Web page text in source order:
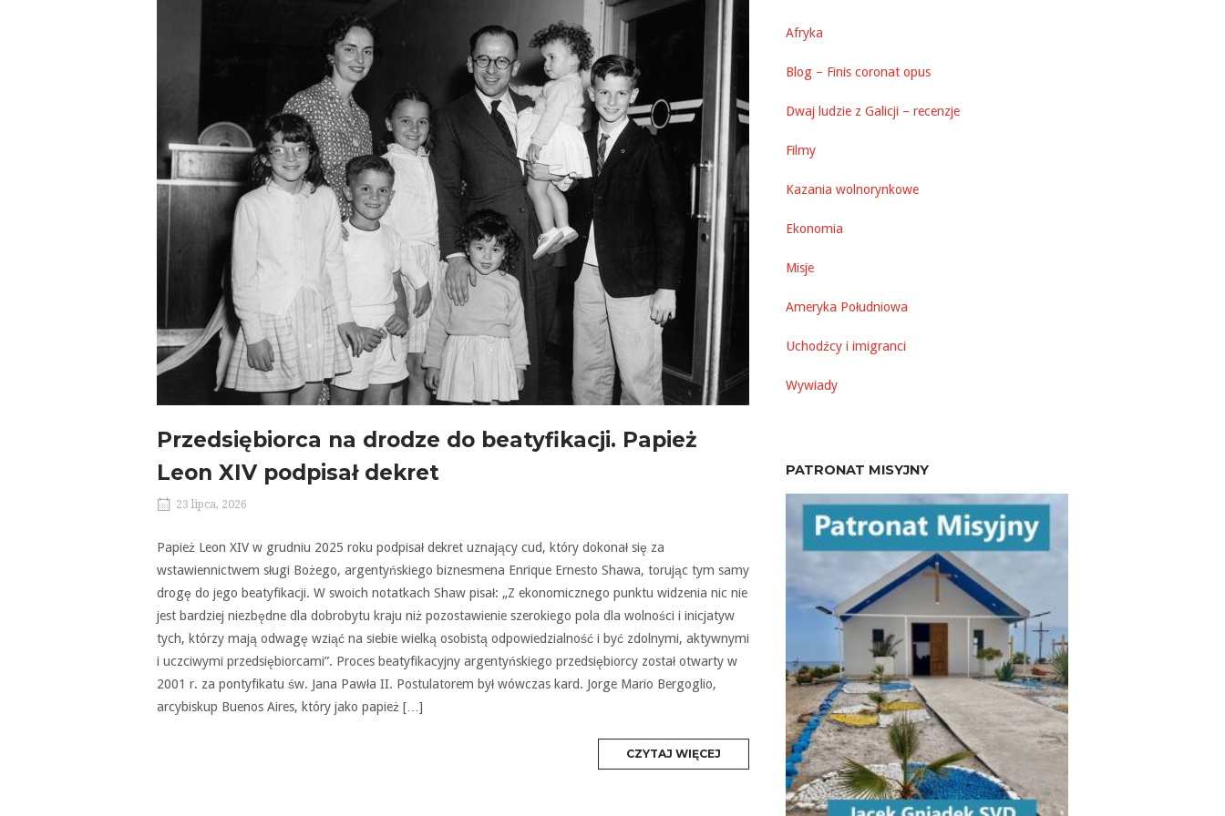
Przedsiębiorca na drodze do beatyfikacji. Papież
Leon XIV podpisał dekret
23 lipca, 2026
Papież Leon XIV w grudniu 2025 roku podpisał dekret uznający cud, który dokonał się za
wstawiennictwem sługi Bożego, argentyńskiego biznesmena Enrique Ernesto Shawa, torując tym samy
drogę do jego beatyfikacji. W swoich notatkach Shaw pisał: „Z ekonomicznego punktu widzenia nic nie
jest bardziej niezbędne dla dobrobytu kraju niż pozostawienie szerokiego pola dla wolności i inicjatyw
tych, którzy mają odwagę wziąć na siebie wielką osobistą odpowiedzialność i być zdolnymi, aktywnymi
i uczciwymi przedsiębiorcami”. Proces beatyfikacyjny argentyńskiego przedsiębiorcy został otwarty w
2001 r. za pontyfikatu św. Jana Pawła II. Postulatorem był wówczas kard. Jorge Mario Bergoglio,
arcybiskup Buenos Aires, który jako papież […]
CZYTAJ WIĘCEJ
Afryka
Blog – Finis coronat opus
Dwaj ludzie z Galicji – recenzje
Filmy
Kazania wolnorynkowe
Ekonomia
Misje
Ameryka Południowa
Uchodźcy i imigranci
Wywiady
PATRONAT MISYJNY